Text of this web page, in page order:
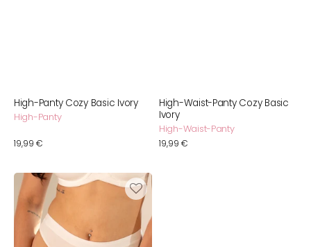
High-Panty Cozy Basic Ivory
High-Panty
Normaler
19,99 €
High-Waist-Panty Cozy Basic
Ivory
High-Waist-Panty
Normaler
19,99 €
String
Cozy
Basic
Ivory